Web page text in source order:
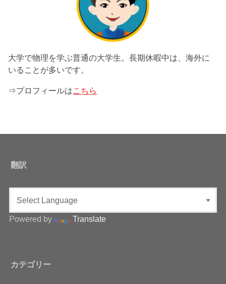
大学で物理を学ぶ普通の大学生。長期休暇中は、海外に
いることが多いです。
⇒プロフィールはこちら
翻訳
Powered by Translate
カテゴリー